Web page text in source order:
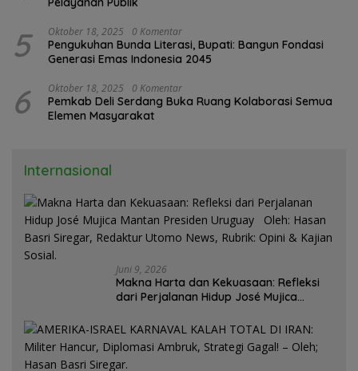
5 Oktober 18, 2025 0 Komentar
Pengukuhan Bunda Literasi, Bupati: Bangun Fondasi
Generasi Emas Indonesia 2045
6 Oktober 18, 2025 0 Komentar
Pemkab Deli Serdang Buka Ruang Kolaborasi Semua
Elemen Masyarakat
Internasional
Juni 9, 2026
Makna Harta dan Kekuasaan: Refleksi
dari Perjalanan Hidup José Mujica
Basri Siregar, Redaktur Utomo News,
Rubrik: Opini & Kajian Sosial.